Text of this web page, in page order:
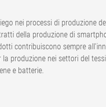
nei processi di produzione
della produzione di
contribuiscono sempre
produzione nei settori del
e batterie.